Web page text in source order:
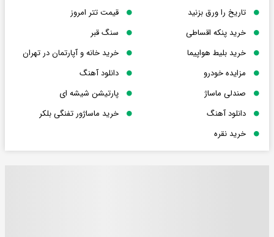
تاریخ را ورق بزنید
قیمت تتر امروز
خرید پنکه اقساطی
سنگ قبر
خرید بلیط هواپیما
خرید خانه و آپارتمان در تهران
مزایده خودرو
دانلود آهنگ
صندلی ماساژ
پارتیشن شیشه ای
دانلود آهنگ
خرید ماساژور تفنگی بلکر
خرید نقره